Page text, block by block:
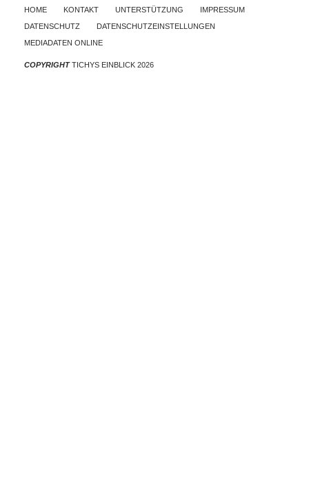
Skip to content
HOME KONTAKT UNTERSTÜTZUNG
IMPRESSUM
DATENSCHUTZ
DATENSCHUTZEINSTELLUNGEN
MEDIADATEN ONLINE
COPYRIGHTTICHYS EINBLICK 2026